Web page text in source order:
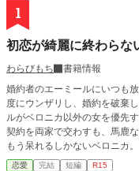
1
初恋が綺麗に終わらな
わらびもち
書籍情報
婚約者のエーミールにいつも
度にウンザリし、婚約を破棄しようと行動を
ルがベロニカ以外の女を優先
契約を両家で交わすも、馬鹿
もう呆れるしかないベロニカ
ベロニカはこの人物に、人
恋愛 完結 短編 R15